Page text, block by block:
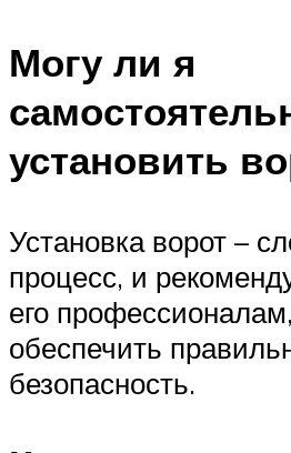
Могу ли я
установить
Установка ворот –
процесс, и
его
обеспечить
безопасность.